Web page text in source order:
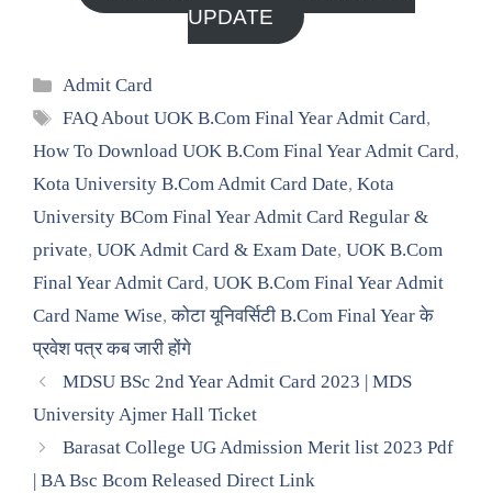
UPDATE
Categories
Admit Card
Tags
FAQ About UOK B.Com Final Year Admit Card,
How To Download UOK B.Com Final Year Admit Card,
Kota University B.Com Admit Card Date, Kota
University BCom Final Year Admit Card Regular &
private, UOK Admit Card & Exam Date, UOK B.Com
Final Year Admit Card, UOK B.Com Final Year Admit
Card Name Wise,कोटा यूनिवर्सिटी B.Com Final Year के
प्रवेश पत्र कब जारी होंगे
MDSU BSc 2nd Year Admit Card 2023 | MDS
University Ajmer Hall Ticket
Barasat College UG Admission Merit list 2023 Pdf
| BA Bsc Bcom Released Direct Link